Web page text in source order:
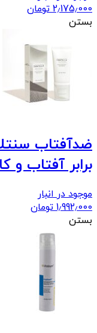
2٫175٫000 تومان
بستن
ضدآفتاب
برابر
موجود در انبار
1٫992٫000 تومان
بستن